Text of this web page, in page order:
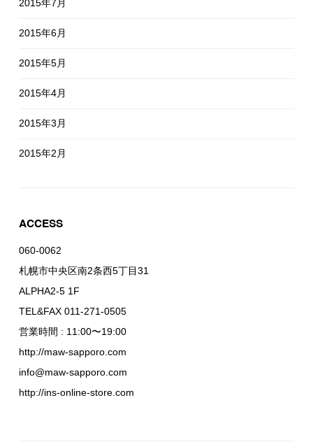
2015年7月
2015年6月
2015年5月
2015年4月
2015年3月
2015年2月
ACCESS
060-0062
札幌市中央区南2条西5丁目31
ALPHA2-5 1F
TEL&FAX 011-271-0505
営業時間 : 11:00〜19:00
http://maw-sapporo.com
info@maw-sapporo.com
http://ins-online-store.com